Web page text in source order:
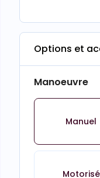
Options et
Manoeuvre
Manuel
Motorisé